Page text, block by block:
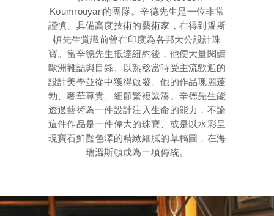
Koumrouyan的團隊。辛德先生是一位非常
謹慎、具備高度技術的藝術家，在得到溫斯
頓先生賞識前曾在印度為各邦大公設計珠
寶。當辛德先生抵達紐約後，他便大量閱讀
歐洲雜誌與目錄、以熟稔當時受主流歡迎的
設計美學並從中獲得啟發。他的作品瑰麗蓬
勃、奢華尊貴、細節繁複緊湊。辛德先生能
透過藝術為一件設計注入生命的能力，不論
這件作品是一件偉大的珠寶、或是以水彩呈
現寶石鮮豔色澤的精緻細膩的草稿圖，在海
瑞溫斯頓成為一項傳統。